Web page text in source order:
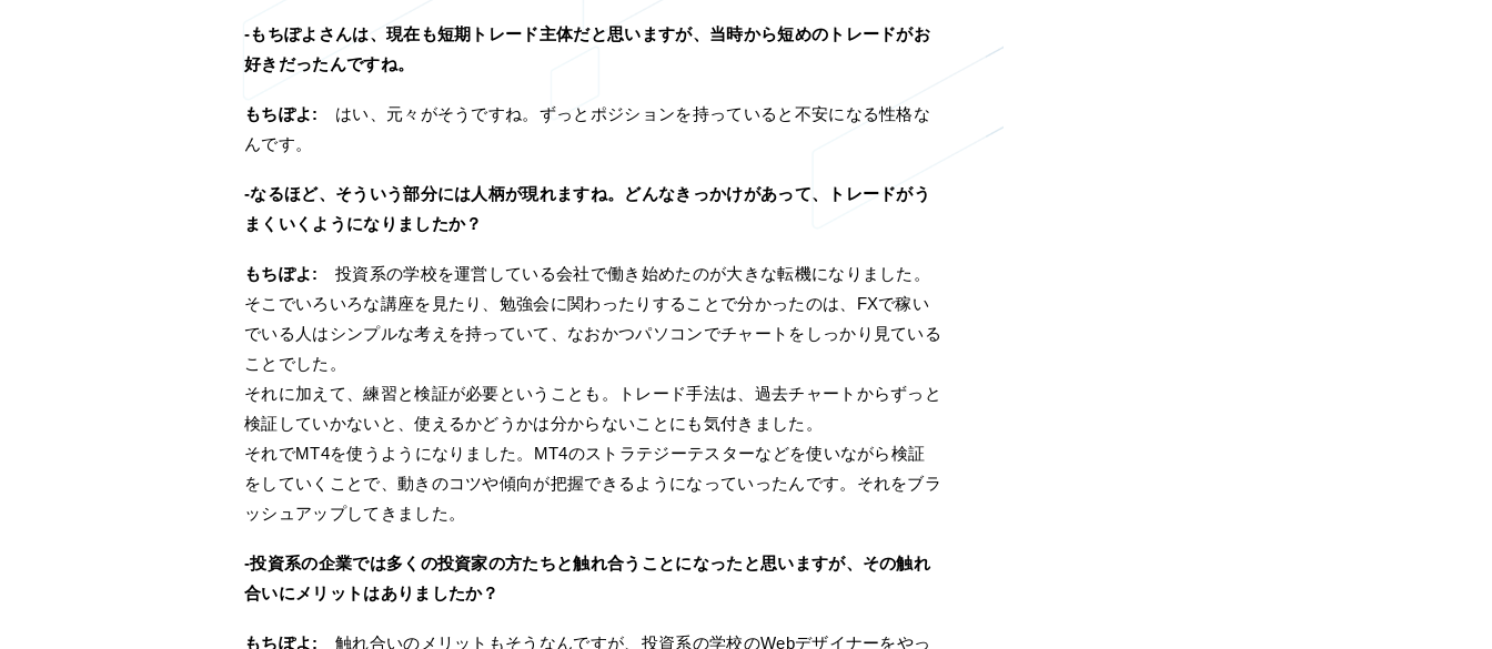
-もちぽよさんは、現在も短期トレード主体だと思いますが、当時から短めのトレードがお
好きだったんですね。
もちぽよ:
はい、元々がそうですね。ずっとポジションを持っていると不安になる性格な
んです。
-なるほど、そういう部分には人柄が現れますね。どんなきっかけがあって、トレードがう
まくいくようになりましたか？
もちぽよ:
投資系の学校を運営している会社で働き始めたのが大きな転機になりました。
そこでいろいろな講座を見たり、勉強会に関わったりすることで分かったのは、FXで稼い
でいる人はシンプルな考えを持っていて、なおかつパソコンでチャートをしっかり見ている
ことでした。
それに加えて、練習と検証が必要ということも。トレード手法は、過去チャートからずっと
検証していかないと、使えるかどうかは分からないことにも気付きました。
それでMT4を使うようになりました。MT4のストラテジーテスターなどを使いながら検証
をしていくことで、動きのコツや傾向が把握できるようになっていったんです。それをブラ
ッシュアップしてきました。
-投資系の企業では多くの投資家の方たちと触れ合うことになったと思いますが、その触れ
合いにメリットはありましたか？
もちぽよ: 触れ合いのメリットもそうなんですが、投資系の学校のWebデザイナーをやっ